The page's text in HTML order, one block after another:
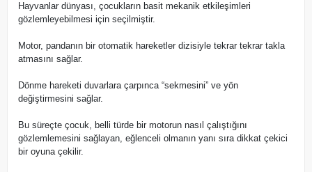
Hayvanlar dünyası, çocukların basit mekanik etkileşimleri
gözlemleyebilmesi için seçilmiştir.
Motor, pandanın bir otomatik hareketler dizisiyle tekrar tekrar takla
atmasını sağlar.
Dönme hareketi duvarlara çarpınca “sekmesini” ve yön
değiştirmesini sağlar.
Bu süreçte çocuk, belli türde bir motorun nasıl çalıştığını
gözlemlemesini sağlayan, eğlenceli olmanın yanı sıra dikkat çekici
bir oyuna çekilir.